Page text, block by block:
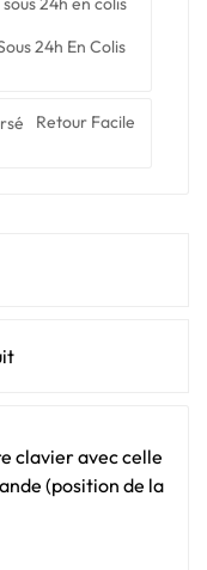
24h En Colis
Retour Facile
clavier avec celle
(position de la